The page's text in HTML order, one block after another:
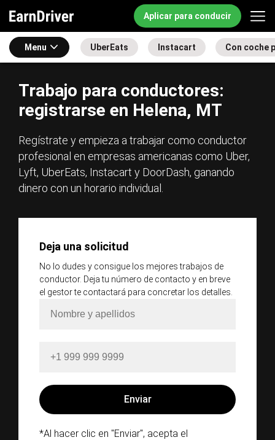
Aplicar para conducir
Menu UberEats Instacart Con coche
Trabajo para conductores:
registrarse en Helena, MT
Regístrate y empieza a trabajar como conductor
profesional en empresas americanas como Uber,
Lyft, UberEats, Instacart y DoorDash, ganando
dinero con un horario individual.
Deja una solicitud
No lo dudes y consigue los mejores trabajos de
conductor. Deja tu número de contacto y en breve
el gestor te contactará para concretar los detalles.
*Al hacer clic en "Enviar", acepta el